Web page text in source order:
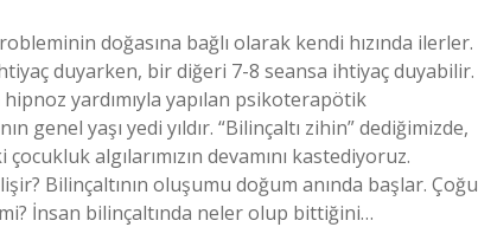
doğasına bağlı olarak kendi hızında ilerler.
duyarken, bir diğeri 7-8 seansa ihtiyaç duyabilir.
yardımıyla yapılan psikoterapötik
genel yaşı yedi yıldır. “Bilinçaltı zihin” dediğimizde,
algılarımızın devamını kastediyoruz.
Bilinçaltının oluşumu doğum anında başlar. Çoğu
İnsan bilinçaltında neler olup bittiğini…